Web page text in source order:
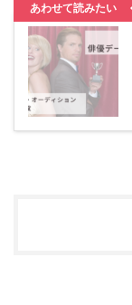
あわせて読みたい